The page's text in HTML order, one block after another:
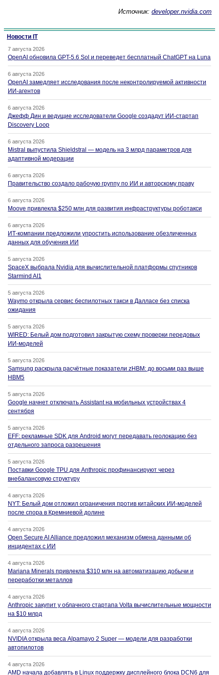
Источник: developer.nvidia.com
Новости IT
7 августа 2026
OpenAI обновила GPT-5.6 Sol и переведет бесплатный ChatGPT на Luna
6 августа 2026
OpenAI замедляет исследования после неконтролируемой активности
ИИ-агентов
6 августа 2026
Джефф Дин и ведущие исследователи Google создадут ИИ-стартап
Discovery Loop
6 августа 2026
Mistral выпустила Shieldstral — модель на 3 млрд параметров для
адаптивной модерации
6 августа 2026
Правительство создало рабочую группу по ИИ и авторскому праву
6 августа 2026
Moove привлекла $250 млн для развития инфраструктуры роботакси
6 августа 2026
ИТ-компании предложили упростить использование обезличенных
данных для обучения ИИ
5 августа 2026
SpaceX выбрала Nvidia для вычислительной платформы спутников
Starmind AI1
5 августа 2026
Waymo открыла сервис беспилотных такси в Далласе без списка
ожидания
5 августа 2026
WIRED: Белый дом подготовил закрытую схему проверки передовых
ИИ-моделей
5 августа 2026
Samsung раскрыла расчётные показатели zHBM: до восьми раз выше
HBM5
5 августа 2026
Google начнет отключать Assistant на мобильных устройствах 4
сентября
5 августа 2026
EFF: рекламные SDK для Android могут передавать геолокацию без
отдельного запроса разрешения
5 августа 2026
Поставки Google TPU для Anthropic профинансируют через
внебалансовую структуру
4 августа 2026
NYT: Белый дом отложил ограничения против китайских ИИ-моделей
после спора в Кремниевой долине
4 августа 2026
Open Secure AI Alliance предложил механизм обмена данными об
инцидентах с ИИ
4 августа 2026
Mariana Minerals привлекла $310 млн на автоматизацию добычи и
переработки металлов
4 августа 2026
Anthropic закупит у облачного стартапа Volta вычислительные мощности
на $10 млрд
4 августа 2026
NVIDIA открыла веса Alpamayo 2 Super — модели для разработки
автопилотов
4 августа 2026
AMD начала добавлять в Linux поддержку дисплейного блока DCN6 для